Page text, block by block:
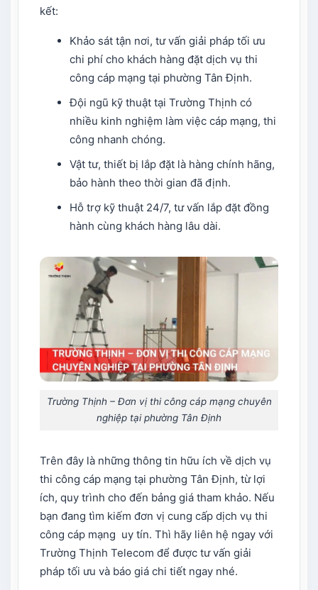
kết:
Khảo sát tận nơi, tư vấn giải pháp tối ưu
chi phí cho khách hàng đặt dịch vụ thi
công cáp mạng tại phường Tân Định.
Đội ngũ kỹ thuật tại Trường Thịnh có
nhiều kinh nghiệm làm việc cáp mạng, thi
công nhanh chóng.
Vật tư, thiết bị lắp đặt là hàng chính hãng,
bảo hành theo thời gian đã định.
Hỗ trợ kỹ thuật 24/7, tư vấn lắp đặt đồng
hành cùng khách hàng lâu dài.
Trường Thịnh – Đơn vị thi công cáp mạng chuyên
nghiệp tại phường Tân Định
Trên đây là những thông tin hữu ích về dịch vụ
thi công cáp mạng tại phường Tân Định, từ lợi
ích, quy trình cho đến bảng giá tham khảo. Nếu
bạn đang tìm kiếm đơn vị cung cấp dịch vụ thi
công cáp mạng uy tín. Thì hãy liên hệ ngay với
Trường Thịnh Telecom để được tư vấn giải
pháp tối ưu và báo giá chi tiết ngay nhé.